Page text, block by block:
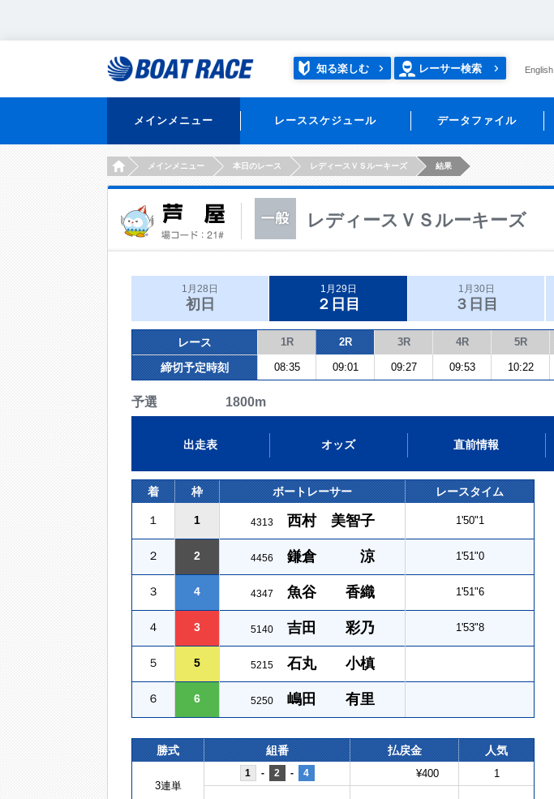
知る楽しむ レーサー検索 English
メインメニュー レーススケジュール データファイル
HOMEメインメニュー 本日のレース レディースＶＳルーキーズ 結果
レディースＶＳルーキーズ
1月28日
初日
1月29日
２日目
1月30日
３日目
レース 1R 2R 3R 4R 5R
締切予定時刻 08:35 09:01 09:27 09:53 10:22
予選 1800m
出走表 オッズ 直前情報
着 枠 ボートレーサー レースタイム
１ 1 4313 西村 美智子 1'50"1
２ 2 4456 鎌倉 涼 1'51"0
３ 4 4347 魚谷 香織 1'51"6
４ 3 5140 吉田 彩乃 1'53"8
５ 5 5215 石丸 小槙
６ 6 5250 嶋田 有里
勝式 組番 払戻金 人気
3連単
1 - 2 - 4 ¥400 1